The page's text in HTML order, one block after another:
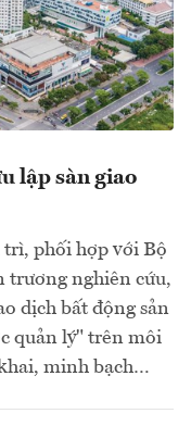
lập sàn giao
trì, phối hợp với Bộ
trương nghiên cứu,
dịch bất động sản
quản lý" trên môi
minh bạch…